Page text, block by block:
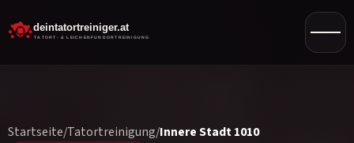
Startseite/Tatortreinigung/Innere Stadt 1010